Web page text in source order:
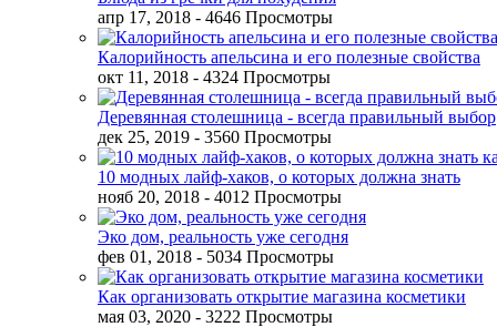
апр 17, 2018 - 4646 Просмотры
Калорийность апельсина и его полезные свойства
окт 11, 2018 - 4324 Просмотры
Деревянная столешница - всегда правильный выбор
дек 25, 2019 - 3560 Просмотры
10 модных лайф-хаков, о которых должна знать
нояб 20, 2018 - 4012 Просмотры
Эко дом, реальность уже сегодня
фев 01, 2018 - 5034 Просмотры
Как организовать открытие магазина косметики
мая 03, 2020 - 3222 Просмотры